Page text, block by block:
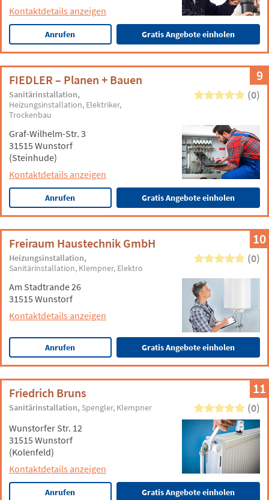
Kontaktdetails anzeigen
Anrufen Gratis Angebote einholen
9
FIEDLER – Planen + Bauen
Sanitärinstallation
Heizungsinstallation Elektriker
Trockenbau
(0)
Graf-Wilhelm-Str. 3
31515 Wunstorf
(Steinhude)
Kontaktdetails anzeigen
Anrufen Gratis Angebote einholen
10
Freiraum Haustechnik GmbH
Heizungsinstallation
Sanitärinstallation Klempner Elektro
(0)
Am Stadtrande 26
31515 Wunstorf
Kontaktdetails anzeigen
Anrufen Gratis Angebote einholen
11
Friedrich Bruns
Sanitärinstallation Spengler Klempner (0)
Wunstorfer Str. 12
31515 Wunstorf
(Kolenfeld)
Kontaktdetails anzeigen
Anrufen Gratis Angebote einholen